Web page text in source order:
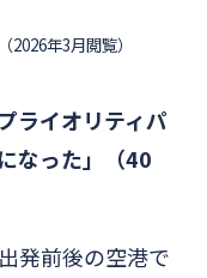
年3月閲覧）
ライオリティパ
なった」（40
発前後の空港で